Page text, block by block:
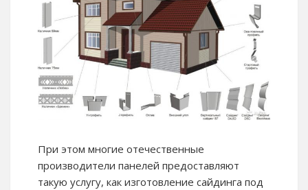
При этом многие отечественные
производители панелей предоставляют
такую услугу, как изготовление сайдинга под